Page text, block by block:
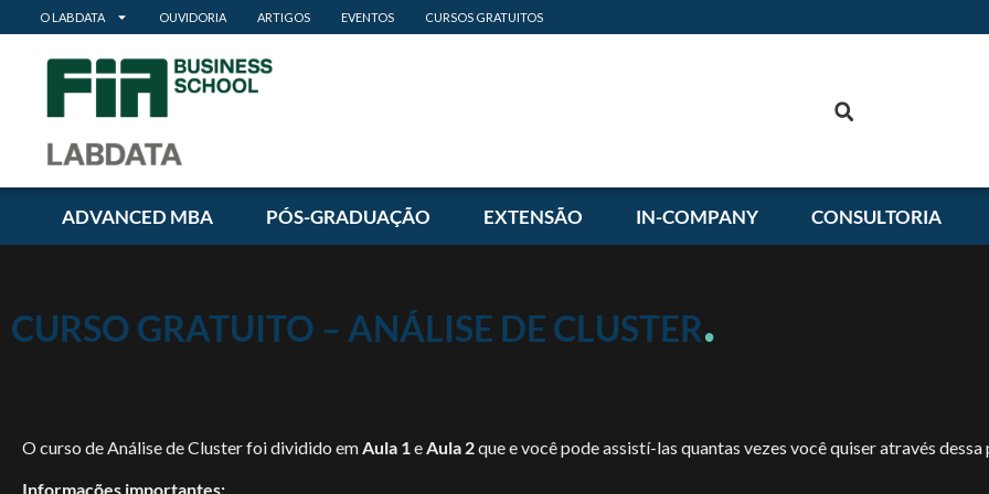
O LABDATA OUVIDORIA ARTIGOS EVENTOS CURSOS GRATUITOS
ADVANCED MBA PÓS-GRADUAÇÃO EXTENSÃO IN-COMPANY CONSULTORIA
CURSO GRATUITO – ANÁLISE DE CLUSTER.
O curso de Análise de Cluster foi dividido em Aula 1 e Aula 2que e você pode assistí-las quantas vezes você quiser através dessa
Informações importantes: